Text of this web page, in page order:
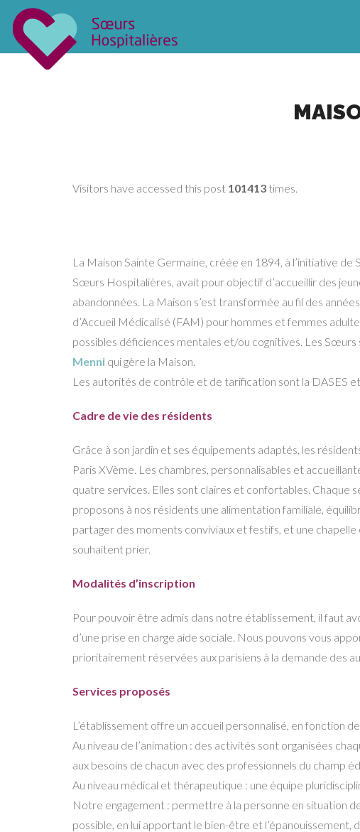
Visitors have accessed this post 101413 times.
La Maison Sainte Germaine, créée en 1894, à l’initiative
Sœurs Hospitalières, avait pour objectif d’accueillir des
abandonnées. La Maison s’est transformée au fil des
d’Accueil Médicalisé (FAM) pour hommes et femmes
possibles déficiences mentales et/ou cognitives. Les Sœurs
Menni qui gère la Maison.
Les autorités de contrôle et de tarification sont la DASES et
Cadre de vie des résidents
Grâce à son jardin et ses équipements adaptés, les
Paris XVème. Les chambres, personnalisables et
quatre services. Elles sont claires et confortables. Chaque
proposons à nos résidents une alimentation familiale,
partager des moments conviviaux et festifs, et une
souhaitent prier.
Modalités d’inscription
Pour pouvoir être admis dans notre établissement, il faut
d’une prise en charge aide sociale. Nous pouvons vous
prioritairement réservées aux parisiens à la demande des
Services proposés
L’établissement offre un accueil personnalisé, en fonction
Au niveau de l’animation : des activités sont organisées
aux besoins de chacun avec des professionnels du champ
Au niveau médical et thérapeutique : une équipe
Notre engagement : permettre à la personne en situation
possible, en lui apportant le bien-être et l’épanouissement,